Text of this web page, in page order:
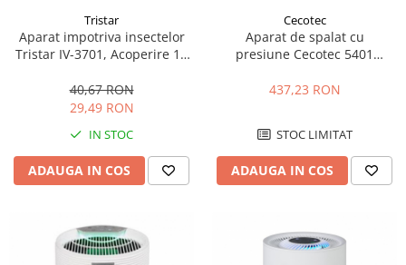
Cuptoare cu microunde
Cuptoare cu microunde
Hote de bucatarie
Incorporabile
Aparate frigorifice incorporabile
Cuptoare cu microunde
Hote incorporabile
Plite incorporabile
Tristar
Aparat impotriva insectelor
Tristar IV-3701, Acoperire 12
40,67 RON
29,49 RON
IN STOC
ADAUGA IN COS
Cecotec
Aparat de spalat cu
presiune Cecotec 5401
1400 W, Pompa aluminiu,
437,23 RON
STOC LIMITAT
ADAUGA IN COS